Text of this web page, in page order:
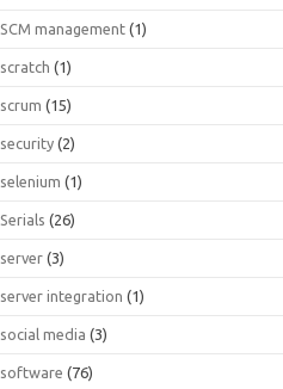
SCM management (1)
scratch (1)
scrum (15)
security (2)
selenium (1)
Serials (26)
server (3)
server integration (1)
social media (3)
software (76)